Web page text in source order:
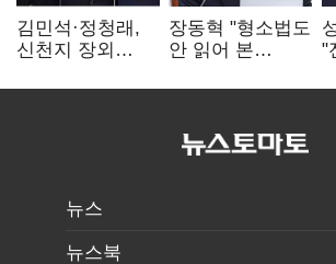
김민석·정청래,
신천지 장외
"호남 계몽 규탄"
장동혁 "형소법도
안 읽어 본
속도로 무너질
"
뉴스
뉴스북